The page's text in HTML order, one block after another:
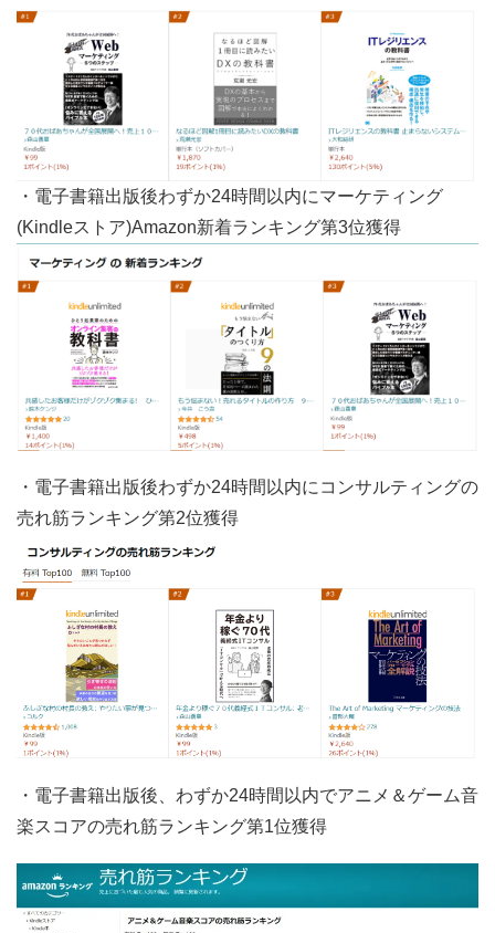
・電子書籍出版後わずか24時間以内にマーケティング
(Kindleストア)Amazon新着ランキング第3位獲得
・電子書籍出版後わずか24時間以内にコンサルティングの
売れ筋ランキング第2位獲得
・電子書籍出版後、わずか24時間以内でアニメ＆ゲーム音
楽スコアの売れ筋ランキング第1位獲得